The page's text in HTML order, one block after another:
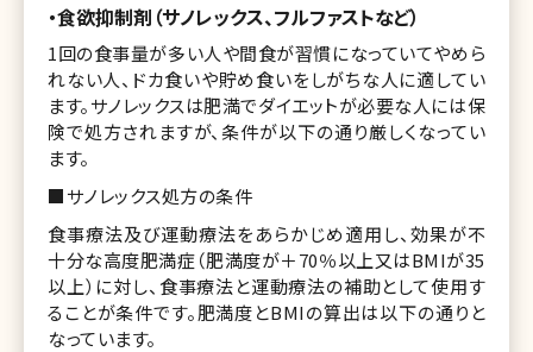
・食欲抑制剤（サノレックス、フルファストなど）
1回の食事量が多い人や間食が習慣になっていてやめら
れない人、ドカ食いや貯め食いをしがちな人に適してい
ます。サノレックスは肥満でダイエットが必要な人には保
険で処方されますが、条件が以下の通り厳しくなってい
ます。
■サノレックス処方の条件
食事療法及び運動療法をあらかじめ適用し、効果が不
十分な高度肥満症（肥満度が＋70％以上又はBMIが35
以上）に対し、食事療法と運動療法の補助として使用す
ることが条件です。肥満度とBMIの算出は以下の通りと
なっています。